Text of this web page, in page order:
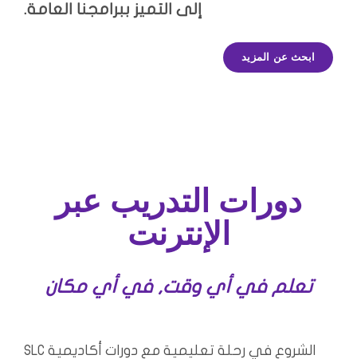
إلى التميز ببرامجنا العامة.
ابحث عن المزيد
دورات التدريب عبر
الإنترنت
تعلم في أي وقت, في أي مكان
الشروع في رحلة تعليمية مع دورات أكاديمية SLC